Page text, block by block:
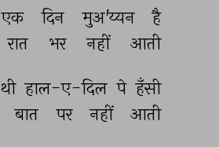
एक दिन मुअ'य्यन
है
रात भर नहीं आती
थी हाल-ए-दिल पे हँसी
बात पर नहीं आती